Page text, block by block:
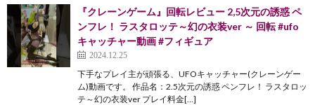
『クレーンゲーム』回転レビュー 2,5次元の誘惑 ペ
ンフレ！ ラスタロッテ～幻の衣装ver ～ 回転 #ufo
キャッチャー動画 #フィギュア
2024.12.25
下手なプレイ主が頑張る、UFOキャッチャー(クレーンゲー
ム)動画です。 作品名：2.5次元の誘惑 ペンフレ！ ラスタロッ
テ～幻の衣装ver プレイ料金[…]